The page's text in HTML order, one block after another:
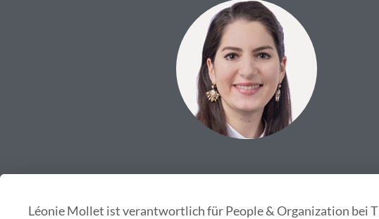
Léonie Mollet ist verantwortlich für People & Organization bei